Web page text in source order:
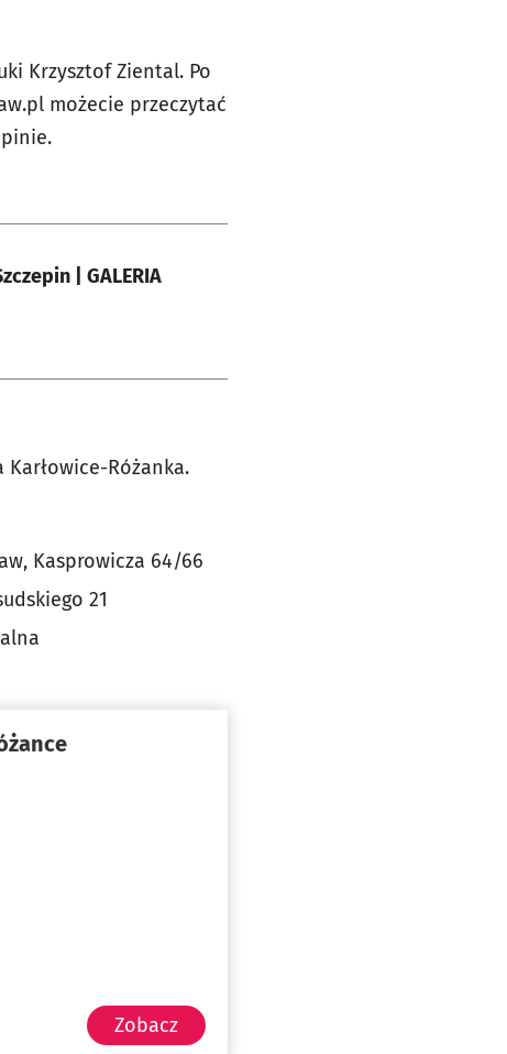
Krzysztof Ziental. Po
możecie przeczytać
| GALERIA
Różanka.
Kasprowicza 64/66
21
Zobacz